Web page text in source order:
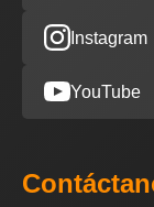
Instagram
YouTube